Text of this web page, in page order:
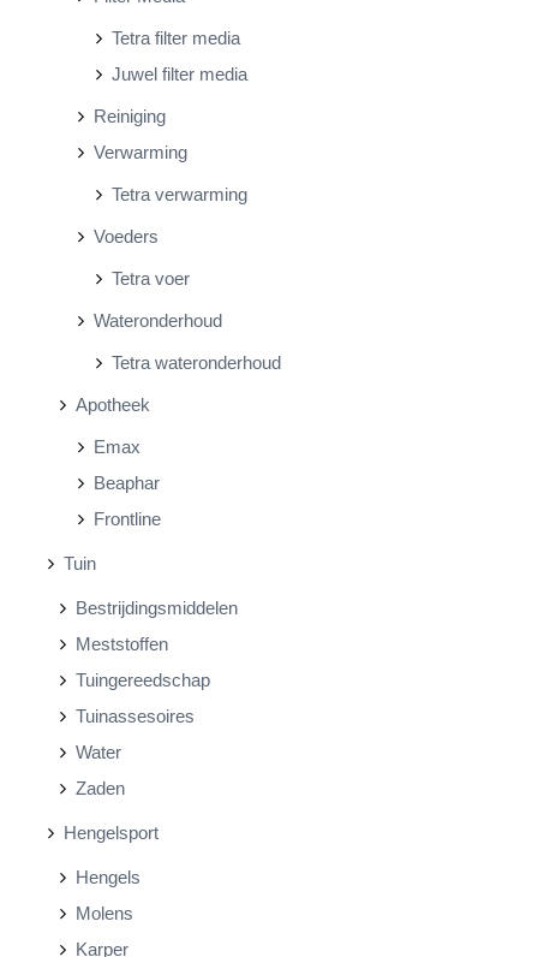
Tetra filter media
Juwel filter media
Reiniging
Verwarming
Tetra verwarming
Voeders
Tetra voer
Wateronderhoud
Tetra wateronderhoud
Apotheek
Emax
Beaphar
Frontline
Tuin
Bestrijdingsmiddelen
Meststoffen
Tuingereedschap
Tuinassesoires
Water
Zaden
Hengelsport
Hengels
Molens
Karper